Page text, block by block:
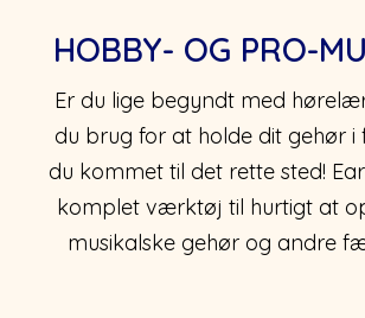
HOBBY- OG PRO-
Er du lige begyndt med
du brug for at holde dit gehør i
du kommet til det rette sted!
komplet værktøj til hurtigt at
musikalske gehør og andre